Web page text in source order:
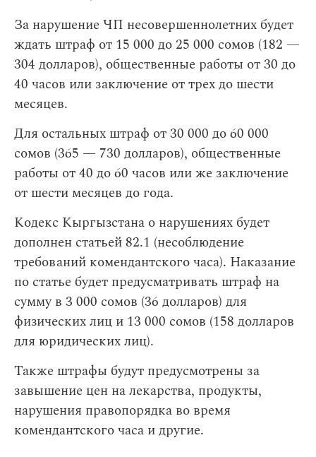
За нарушение ЧП несовершеннолетних будет
ждать штраф от 15 000 до 25 000 сомов (182 —
304 долларов), общественные работы от 30 до
40 часов или заключение от трех до шести
месяцев.
Для остальных штраф от 30 000 до 60 000
сомов (365 — 730 долларов), общественные
работы от 40 до 60 часов или же заключение
от шести месяцев до года.
Кодекс Кыргызстана о нарушениях будет
дополнен статьей 82.1 (несоблюдение
требований комендантского часа). Наказание
по статье будет предусматривать штраф на
сумму в 3 000 сомов (36 долларов) для
физических лиц и 13 000 сомов (158 долларов
для юридических лиц).
Также штрафы будут предусмотрены за
завышение цен на лекарства, продукты,
нарушения правопорядка во время
комендантского часа и другие.